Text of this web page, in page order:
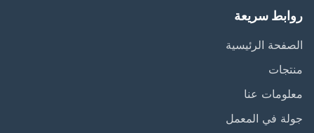
سريعة
الرئيسية
عنا
في المعمل